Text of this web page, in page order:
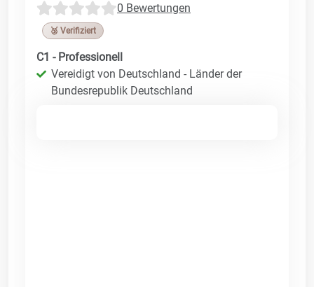
0 Bewertungen
🥉 Verifiziert
C1 - Professionell
Vereidigt von Deutschland - Länder der
Bundesrepublik Deutschland